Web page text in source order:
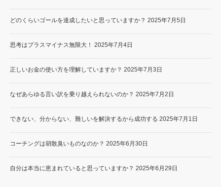
どのくらいゴールを達成したいと思っていますか？ 2025年7月5日
思考はプラスマイナス無限大！ 2025年7月4日
正しいお金の使い方を理解していますか？ 2025年7月3日
なぜあらゆる言い訳を乗り越えられないのか？ 2025年7月2日
できない、分からない、難しいを解決するから成功する 2025年7月1日
コーチングは胡散臭いものなのか？ 2025年6月30日
自分は本当に恵まれていると思っていますか？ 2025年6月29日